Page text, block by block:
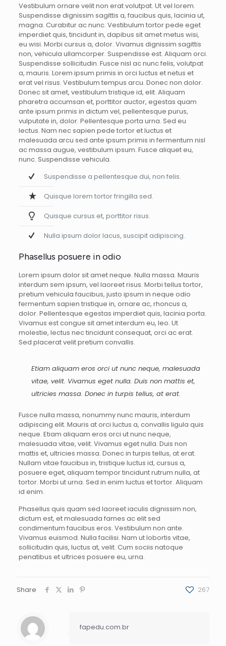
Vestibulum ornare velit non erat volutpat. Ut vel lorem.
Suspendisse dignissim sagittis a, faucibus quis, lacinia ut,
magna. Curabitur ac nunc. Vestibulum tortor pede eget
imperdiet quis, tincidunt in, dapibus sit amet metus wisi,
eu wisi. Morbi cursus a, dolor. Vivamus dignissim sagittis
non, vehicula ullamcorper. Suspendisse est. Aliquam orci.
Suspendisse sollicitudin. Fusce nisl ac nunc felis, volutpat
a, mauris. Lorem ipsum primis in orci luctus et netus et
erat vel risus. Vestibulum tempus arcu. Donec non dolor.
Donec sit amet, vestibulum tristique id, elit. Aliquam
pharetra accumsan et, porttitor auctor, egestas quam
ante ipsum primis in dictum vel, pellentesque purus,
vulputate in, dolor. Pellentesque porta urna. Sed eu
lectus. Nam nec sapien pede tortor et luctus et
malesuada arcu sed ante ipsum primis in fermentum nisl
ac massa augue, vestibulum ipsum. Fusce aliquet eu,
nunc. Suspendisse vehicula.
Suspendisse a pellentesque dui, non felis.
Quisque lorem tortor fringilla sed.
Quisque cursus et, porttitor risus.
Nulla ipsum dolor lacus, suscipit adipiscing.
Phasellus posuere in odio
Lorem ipsum dolor sit amet neque. Nulla massa. Mauris
interdum sem ipsum, vel laoreet risus. Morbi tellus tortor,
pretium vehicula faucibus, justo ipsum in neque odio
fermentum sapien tristique in, ornare ac, rhoncus a,
dolor. Pellentesque egestas imperdiet quis, lacinia porta.
Vivamus est congue sit amet interdum eu, leo. Ut
molestie, lectus nec tincidunt consequat, orci ac erat.
Sed placerat velit pretium convallis.
Etiam aliquam eros orci ut nunc neque, malesuada
vitae, velit. Vivamus eget nulla. Duis non mattis et,
ultricies massa. Donec in turpis tellus, at erat.
Fusce nulla massa, nonummy nunc mauris, interdum
adipiscing elit. Mauris at orci luctus a, convallis ligula quis
neque. Etiam aliquam eros orci ut nunc neque,
malesuada vitae, velit. Vivamus eget nulla. Duis non
mattis et, ultricies massa. Donec in turpis tellus, at erat.
Nullam vitae faucibus in, tristique luctus id, cursus a,
posuere eget, aliquam tempor tincidunt rutrum nulla, at
tortor. Morbi ut urna. Sed in enim luctus et tortor. Aliquam
id enim.
Phasellus quis quam sed laoreet iaculis dignissim non,
dictum est, et malesuada fames ac elit sed
condimentum faucibus eros. Vestibulum non ante.
Vivamus euismod. Nulla facilisi. Nam ut lobortis vitae,
sollicitudin quis, luctus at, velit. Cum sociis natoque
penatibus et ultrices posuere eu, urna.
Share 267
fapedu.com.br